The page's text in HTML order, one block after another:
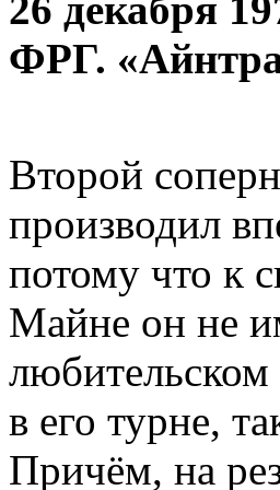
26 декабря
ФРГ.
Второй
производил
потому что к
Майне он не
в его турне,
Причём, на